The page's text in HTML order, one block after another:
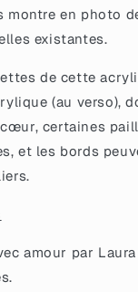
montre en photo
existantes.
de cette
(au verso),
certaines
et les bords
amour par